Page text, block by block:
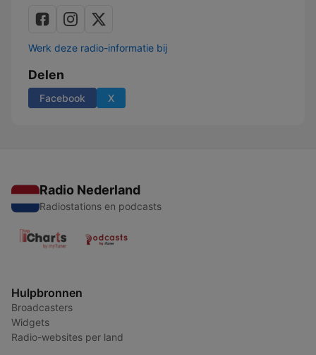
Werk deze radio-informatie bij
Delen
Facebook X
Radio Nederland
Radiostations en podcasts
Hulpbronnen
Broadcasters
Widgets
Radio-websites per land